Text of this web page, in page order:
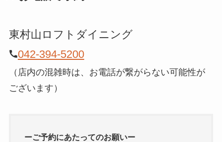
東村山ロフトダイニング
042-394-5200
（店内の混雑時は、お電話が繋がらない可能性が
ございます）
ーご予約にあたってのお願いー